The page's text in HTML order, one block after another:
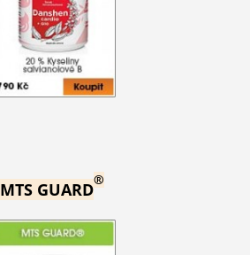
MTS GUARD®